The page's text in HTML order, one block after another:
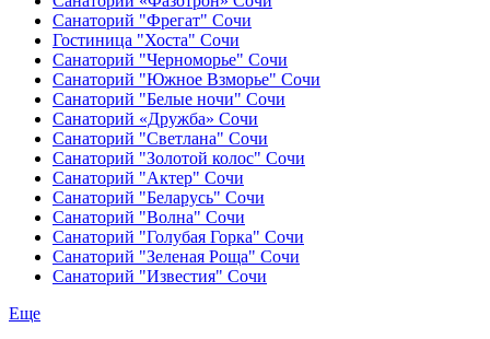
Санаторий "Фрегат" Сочи
Гостиница "Хоста" Сочи
Санаторий "Черноморье" Сочи
Санаторий "Южное Взморье" Сочи
Санаторий "Белые ночи" Сочи
Санаторий «Дружба» Сочи
Санаторий "Светлана" Сочи
Санаторий "Золотой колос" Сочи
Санаторий "Актер" Сочи
Санаторий "Беларусь" Сочи
Санаторий "Волна" Сочи
Санаторий "Голубая Горка" Сочи
Санаторий "Зеленая Роща" Сочи
Санаторий "Известия" Сочи
Еще